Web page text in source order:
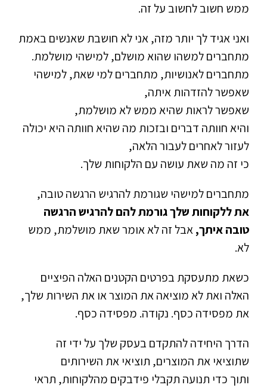
ממש חשוב לחשוב על זה.
ואני אגיד לך יותר מזה, אני לא חושבת שאנשים באמת
מתחברים למשהו שהוא מושלם, למישהי מושלמת.
מתחברים לאנושיות, מתחברים למי שאת, למישהי
שאפשר להזדהות איתה,
שאפשר לראות שהיא ממש לא מושלמת,
והיא חוותה דברים ובזכות מה שהיא חוותה היא יכולה
לעזור לאחרים לעבור הלאה,
כי זה מה שאת עושה עם הלקוחות שלך.
מתחברים למישהי שגורמת להרגיש הרגשה טובה,
את ללקוחות שלך גורמת להם להרגיש הרגשה
טובה איתך,אבל זה לא אומר שאת מושלמת, ממש
לא.
כשאת מתעסקת בפרטים הקטנים האלה הפיציים
האלה ואת לא מוציאה את המוצר או את השירות שלך,
את מפסידה כסף. נקודה. מפסידה כסף.
הדרך היחידה להתקדם בעסק שלך על ידי זה
שתוציאי את המוצרים, תוציאי את השירותים
ותוך כדי תנועה תקבלי פידבקים מהלקוחות, תראי